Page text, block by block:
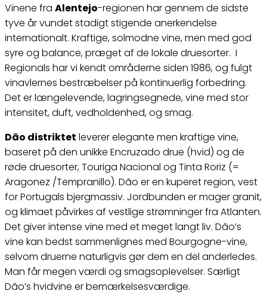
Vinene fra Alentejo-regionen har gennem de sidste
tyve år vundet stadigt stigende anerkendelse
internationalt. Kraftige, solmodne vine, men med god
syre og balance, præget af de lokale druesorter. I
Regionals har vi kendt områderne siden 1986, og fulgt
vinavlernes bestræbelser på kontinuerlig forbedring.
Det er længelevende, lagringsegnede, vine med stor
intensitet, duft, vedholdenhed, og smag.
Dão distriktet leverer elegante men kraftige vine,
baseret på den unikke Encruzado drue (hvid) og de
røde druesorter, Touriga Nacional og Tinta Roriz (=
Aragonez /Tempranillo). Dão er en kuperet region, vest
for Portugals bjergmassiv. Jordbunden er mager granit,
og klimaet påvirkes af vestlige strømninger fra Atlanten.
Det giver intense vine med et meget langt liv. Dão’s
vine kan bedst sammenlignes med Bourgogne-vine,
selvom druerne naturligvis gør dem en del anderledes.
Man får megen værdi og smagsoplevelser. Særligt
Dão’s hvidvine er bemærkelsesværdige.